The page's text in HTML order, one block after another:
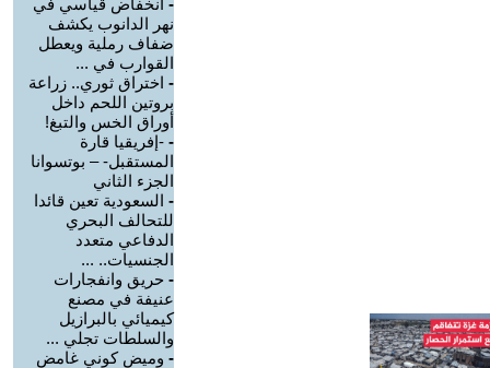
- انخفاض قياسي في
نهر الدانوب يكشف
ضفاف رملية ويعطل
القوارب في ...
- اختراق ثوري.. زراعة
بروتين اللحم داخل
أوراق الخس والتبغ!
- -إفريقيا قارة
المستقبل- – بوتسوانا
الجزء الثاني
- السعودية تعين قائدا
للتحالف البحري
الدفاعي متعدد
الجنسيات.. ...
- حريق وانفجارات
عنيفة في مصنع
كيميائي بالبرازيل
والسلطات تجلي ...
- وميض كوني غامض